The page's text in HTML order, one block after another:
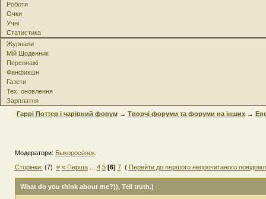
Роботи
Очки
Учні
Статистика
Журнали
Мій Щоденник
Персонажі
Фанфикшн
Газети
Тех. оновлення
Зарплатня
Гаррі Поттер і чарівний форум→ Творчі форуми та форуми на інших→
Модератори: Быкоросёнок.
Сторінки: (7) # « Перша... 4 5 [6] 7( Перейти до першого непрочитаного
What do you think about me?)), Tell truth.)